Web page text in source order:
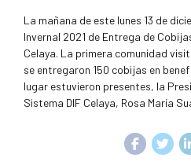
La mañana de este lunes 13 de
Invernal 2021 de Entrega de
Celaya. La primera comunidad
se entregaron 150 cobijas en
lugar estuvieron presentes, la
Sistema DIF Celaya, Rosa María